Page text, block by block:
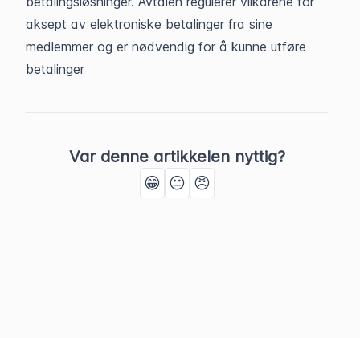
aksept av elektroniske betalinger fra sine
medlemmer og er nødvendig for å kunne utføre
betalinger
Var denne artikkelen nyttig?
😁 😐 😠